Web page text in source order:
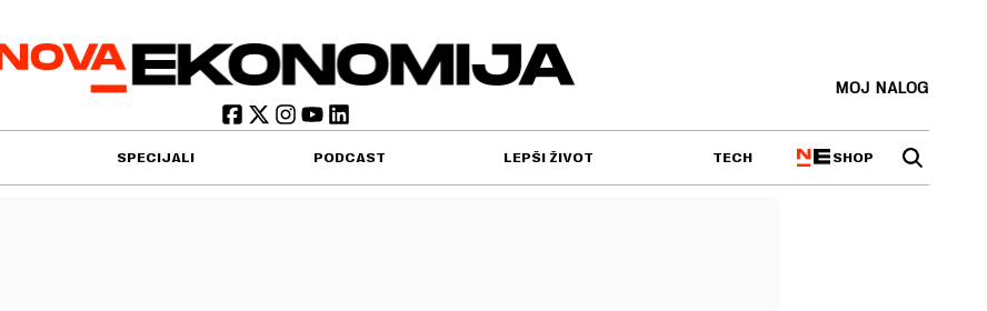
MOJ NALOG
SPECIJALI PODCAST LEPŠI ŽIVOT TECH SHOP